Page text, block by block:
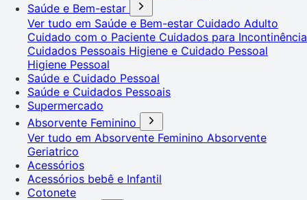
Saúde e Bem-estar
Ver tudo em Saúde e Bem-estar Cuidado Adulto
Cuidado com o Paciente Cuidados para Incontinência
Cuidados Pessoais Higiene e Cuidado Pessoal
Higiene Pessoal
Saúde e Cuidado Pessoal
Saúde e Cuidados Pessoais
Supermercado
Absorvente Feminino
Ver tudo em Absorvente Feminino Absorvente
Geriatrico
Acessórios
Acessórios bebê e Infantil
Cotonete